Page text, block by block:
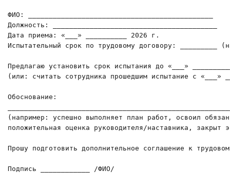
ФИО: _____________________________________________
Должность: ________________________________________
Дата приема: «___» __________ 2026 г.
Испытательный срок по трудовому договору: _________
Предлагаю установить срок испытания до «___»
(или: считать сотрудника прошедшим испытание с «___»
Обоснование:
(например: успешно выполняет план работ, освоил
положительная оценка руководителя/наставника, закрыт
Прошу подготовить дополнительное соглашение к
Подпись ____________ /ФИО/